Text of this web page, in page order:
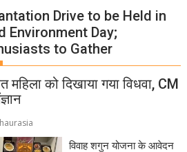
Drive to be Held in
Environment Day;
to Gather
महिला को दिखाया गया विधवा, CM
विवाह शगुन योजना के आवेदन